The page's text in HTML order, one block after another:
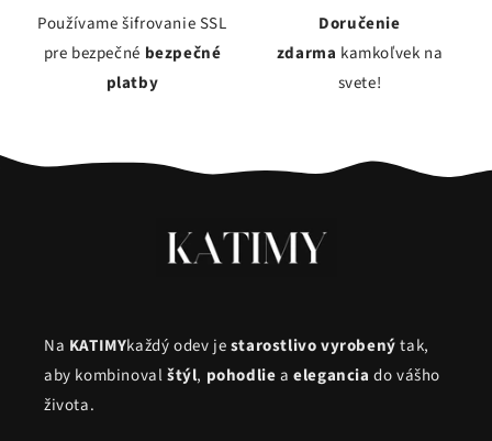
Používame šifrovanie SSL
pre bezpečné bezpečné
platby
Doručenie
zdarma kamkoľvek na
svete!
Na KATIMYkaždý odev jestarostlivo vyrobenýtak,
aby kombinovalštýl, pohodlieaeleganciado vášho
života.